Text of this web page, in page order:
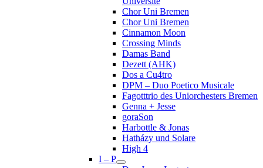
Chor Uni Bremen
Chor Uni Bremen
Cinnamon Moon
Crossing Minds
Damas Band
Dezett (AHK)
Dos a Cu4tro
DPM – Duo Poetico Musicale
Fagotttrio des Uniorchesters Bremen
Genna + Jesse
goraSon
Harbottle & Jonas
Hatházy und Solare
High 4
I – P